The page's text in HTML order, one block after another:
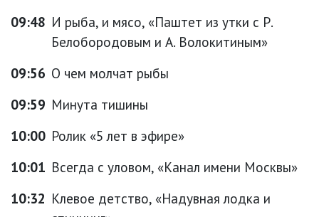
09:48 И рыба, и мясо, «Паштет из утки с Р.
Белобородовым и А. Волокитиным»
09:56 О чем молчат рыбы
09:59 Минута тишины
10:00 Ролик «5 лет в эфире»
10:01 Всегда с уловом, «Канал имени Москвы»
10:32 Клевое детство, «Надувная лодка и